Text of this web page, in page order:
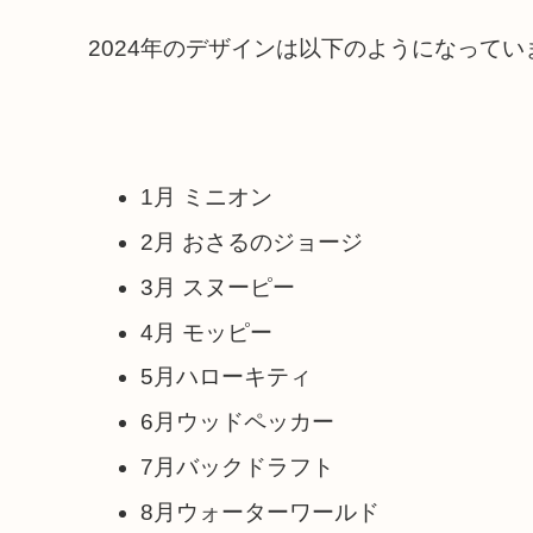
2024年のデザインは以下のようになってい
1月 ミニオン
2月 おさるのジョージ
3月 スヌーピー
4月 モッピー
5月ハローキティ
6月ウッドペッカー
7月バックドラフト
8月ウォーターワールド